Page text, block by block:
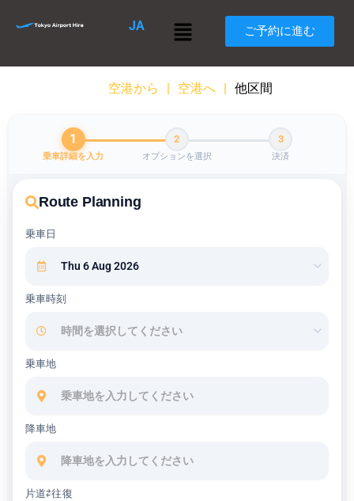
ス
JA
メ
ニ
ご予約に進む
空港から 空港へ 他区間
1
乗車詳細を入力
2
オプションを選択
3
決済
Route Planning
乗車日
乗車時刻
乗車地
降車地
片道⇄往復